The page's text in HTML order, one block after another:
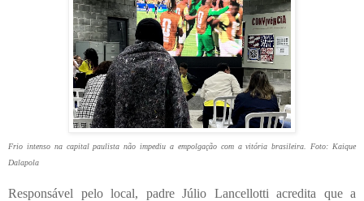
Frio intenso na capital paulista não impediu a empolgação com a vitória brasileira. Foto: Kaique
Dalapola
Responsável pelo local, padre Júlio Lancellotti acredita que a